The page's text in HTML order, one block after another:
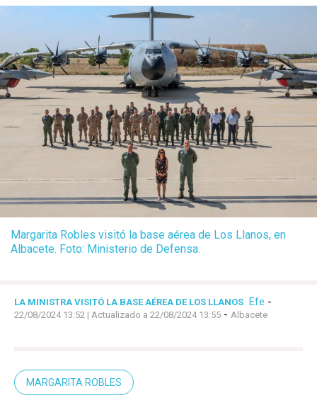
Margarita Robles visitó la base aérea de Los Llanos, en
Albacete. Foto: Ministerio de Defensa.
LA MINISTRA VISITÓ LA BASE AÉREA DE LOS LLANOS Efe -
22/08/2024 13:52 | Actualizado a 22/08/2024 13:55 - Albacete
MARGARITA ROBLES